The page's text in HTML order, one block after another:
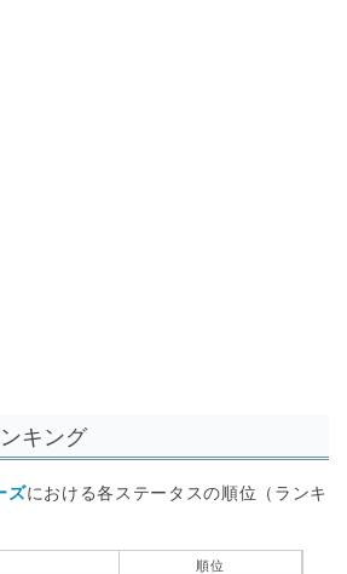
キング
ズにおける各ステータスの順位（ランキ
順位